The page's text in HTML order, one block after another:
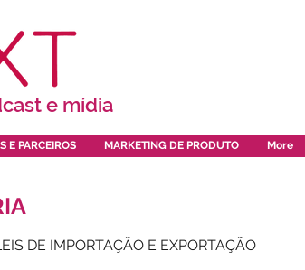
e mídia
E PARCEIROS MARKETING DE PRODUTO More
DE IMPORTAÇÃO E EXPORTAÇÃO